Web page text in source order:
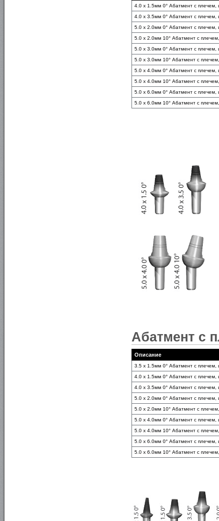
4.0 x 1.5мм 0° Абатмент с
4.0 x 3.5мм 0° Абатмент с
5.0 x 2.0мм 0° Абатмент с
5.0 x 2.0мм 10° Абатмент с
5.0 x 3.0мм 0° Абатмент с
5.0 x 3.0мм 10° Абатмент с
5.0 x 4.0мм 0° Абатмент с
5.0 x 4.0мм 10° Абатмент с
5.0 x 6.0мм 0° Абатмент с
5.0 x 6.0мм 10° Абатмент с
Абатмент с
Описание
3.5 x 1.5мм 0° Абатмент с
4.0 x 1.5мм 0° Абатмент с
4.0 x 3.5мм 0° Абатмент с
5.0 x 2.0мм 0° Абатмент с
5.0 x 2.0мм 10° Абатмент с
5.0 x 4.0мм 0° Абатмент с
5.0 x 4.0мм 10° Абатмент с
5.0 x 6.0мм 0° Абатмент с
5.0 x 6.0мм 10° Абатмент с